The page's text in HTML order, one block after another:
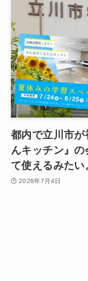
都内で立川市が
んキッチン』
て使えるみた
2026年7月4日